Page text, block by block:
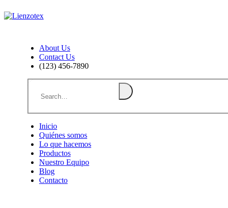
About Us
Contact Us
(123) 456-7890
Inicio
Quiénes somos
Lo que hacemos
Productos
Nuestro Equipo
Blog
Contacto